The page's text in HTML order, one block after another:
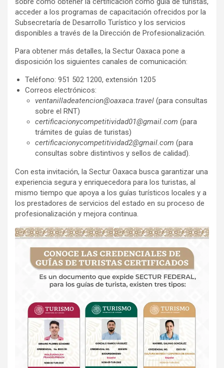
acceder a los programas de capacitación ofrecidos por la
Subsecretaría de Desarrollo Turístico y los servicios
disponibles a través de la Dirección de Profesionalización.
Para obtener más detalles, la Sectur Oaxaca pone a
disposición los siguientes canales de comunicación:
Teléfono: 951 502 1200, extensión 1205
Correos electrónicos:
ventanilladeatencion@oaxaca.travel (para consultas
sobre el RNT)
certificacionycompetitividad01@gmail.com (para
trámites de guías de turistas)
certificacionycompetitividad2@gmail.com (para
consultas sobre distintivos y sellos de calidad).
Con esta invitación, la Sectur Oaxaca busca garantizar una
experiencia segura y enriquecedora para los turistas, al
mismo tiempo que apoya a los guías turísticos locales y a
los prestadores de servicios del estado en su proceso de
profesionalización y mejora continua.